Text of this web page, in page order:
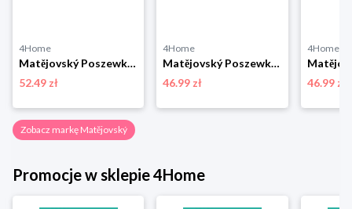
4Home
Matějovský Poszewka na poduszkę Deluxe Josef Lada Wiosna na wsi, 33 x 50 cm
52.49 zł
4Home
Matějovský Poszewka na poduszkę Deluxe Josef Lada Stajenka w zimie, 33 x 50 cm
46.99 zł
4Home
46.99 zł
Zobacz markę Matějovský
Promocje w sklepie 4Home